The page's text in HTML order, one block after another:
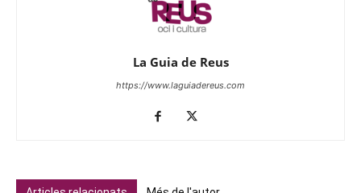
La Guia de Reus
https://www.laguiadereus.com